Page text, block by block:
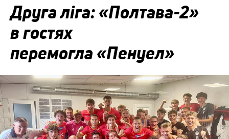
Друга ліга: «Полтава-2»
в гостях
перемогла «Пенуел»